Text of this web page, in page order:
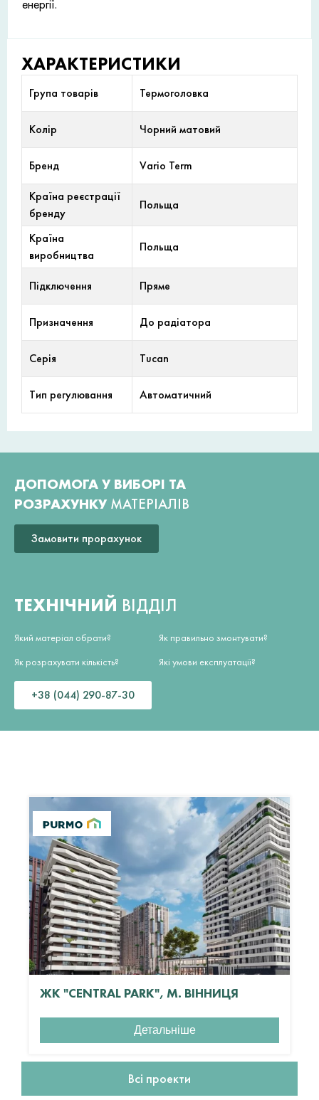
енергії.
ХАРАКТЕРИСТИКИ
Група товарів Термоголовка
Колір Чорний матовий
Бренд Vario Term
Країна реєстрації
бренду
Польща
Країна
виробництва
Польща
Підключення Пряме
Призначення До радіатора
Серія Tucan
Тип регулювання Автоматичний
ДОПОМОГА У ВИБОРІ ТА
РОЗРАХУНКУ МАТЕРІАЛІВ
Замовити прорахунок
ТЕХНІЧНИЙ ВІДДІЛ
Який матеріал обрати?
Як розрахувати кількість?
Як правильно змонтувати?
Які умови експлуатації?
+38 (044) 290-87-30
ЖК "CENTRAL PARK", М. ВІННИЦЯ
Детальніше
Всі проекти